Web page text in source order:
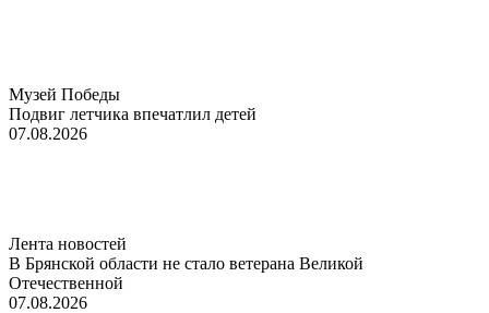
Музей Победы
Подвиг летчика впечатлил детей
07.08.2026
Лента новостей
В Брянской области не стало ветерана Великой
Отечественной
07.08.2026